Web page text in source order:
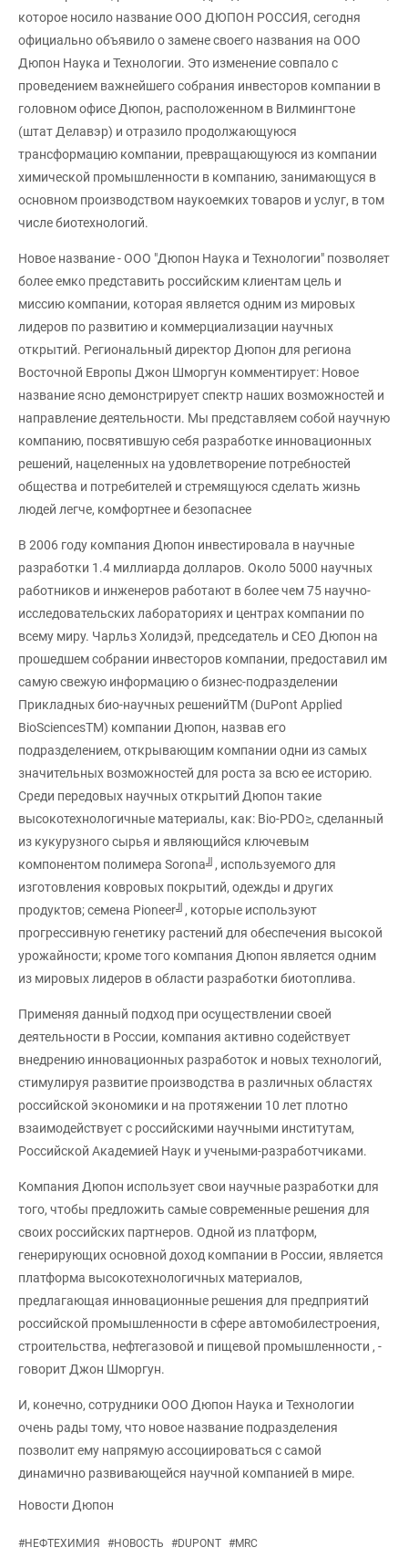
которое носило название ООО ДЮПОН РОССИЯ, сегодня
официально объявило о замене своего названия на ООО
Дюпон Наука и Технологии. Это изменение совпало с
проведением важнейшего собрания инвесторов компании в
головном офисе Дюпон, расположенном в Вилмингтоне
(штат Делавэр) и отразило продолжающуюся
трансформацию компании, превращающуюся из компании
химической промышленности в компанию, занимающуся в
основном производством наукоемких товаров и услуг, в том
числе биотехнологий.
Новое название - ООО "Дюпон Наука и Технологии" позволяет
более емко представить российским клиентам цель и
миссию компании, которая является одним из мировых
лидеров по развитию и коммерциализации научных
открытий. Региональный директор Дюпон для региона
Восточной Европы Джон Шморгун комментирует: Новое
название ясно демонстрирует спектр наших возможностей и
направление деятельности. Мы представляем собой научную
компанию, посвятившую себя разработке инновационных
решений, нацеленных на удовлетворение потребностей
общества и потребителей и стремящуюся сделать жизнь
людей легче, комфортнее и безопаснее
В 2006 году компания Дюпон инвестировала в научные
разработки 1.4 миллиарда долларов. Около 5000 научных
работников и инженеров работают в более чем 75 научно-
исследовательских лабораториях и центрах компании по
всему миру. Чарльз Холидэй, председатель и СЕО Дюпон на
прошедшем собрании инвесторов компании, предоставил им
самую свежую информацию о бизнес-подразделении
Прикладных био-научных решенийTM (DuPont Applied
BioSciencesTM) компании Дюпон, назвав его
подразделением, открывающим компании одни из самых
значительных возможностей для роста за всю ее историю.
Среди передовых научных открытий Дюпон такие
высокотехнологичные материалы, как: Bio-PDO≥, сделанный
из кукурузного сырья и являющийся ключевым
компонентом полимера Sorona╝, используемого для
изготовления ковровых покрытий, одежды и других
продуктов; семена Pioneer╝, которые используют
прогрессивную генетику растений для обеспечения высокой
урожайности; кроме того компания Дюпон является одним
из мировых лидеров в области разработки биотоплива.
Применяя данный подход при осуществлении своей
деятельности в России, компания активно содействует
внедрению инновационных разработок и новых технологий,
стимулируя развитие производства в различных областях
российской экономики и на протяжении 10 лет плотно
взаимодействует с российскими научными институтам,
Российской Академией Наук и учеными-разработчиками.
Компания Дюпон использует свои научные разработки для
того, чтобы предложить самые современные решения для
своих российских партнеров. Одной из платформ,
генерирующих основной доход компании в России, является
платформа высокотехнологичных материалов,
предлагающая инновационные решения для предприятий
российской промышленности в сфере автомобилестроения,
строительства, нефтегазовой и пищевой промышленности , -
говорит Джон Шморгун.
И, конечно, сотрудники ООО Дюпон Наука и Технологии
очень рады тому, что новое название подразделения
позволит ему напрямую ассоциироваться с самой
динамично развивающейся научной компанией в мире.
Новости Дюпон
#НЕФТЕХИМИЯ #НОВОСТЬ #DUPONT #MRC